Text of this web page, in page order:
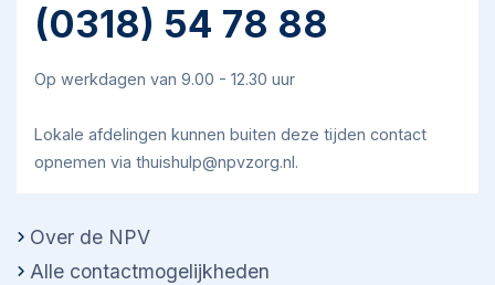
(0318) 54 78 88
Op werkdagen van 9.00 - 12.30 uur
Lokale afdelingen kunnen buiten deze tijden contact
opnemen via thuishulp@npvzorg.nl.
Over de NPV
Alle contactmogelijkheden